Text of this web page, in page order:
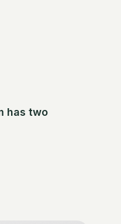
has two